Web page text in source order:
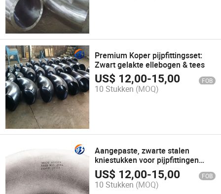
Premium Koper pijpfittingsset:
Zwart gelakte ellebogen & tees
US$ 12,00-15,00 FOB
10 Stukken (MOQ)
Aangepaste, zwarte stalen
kniestukken voor pijpfittingen
voor betrouwbaar onderhoud
US$ 12,00-15,00 FOB
10 Stukken (MOQ)